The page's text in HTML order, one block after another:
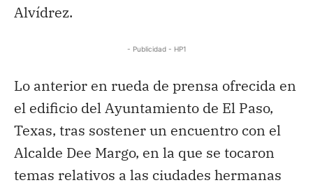
Alvídrez.
- Publicidad - HP1
Lo anterior en rueda de prensa ofrecida en
el edificio del Ayuntamiento de El Paso,
Texas, tras sostener un encuentro con el
Alcalde Dee Margo, en la que se tocaron
temas relativos a las ciudades hermanas